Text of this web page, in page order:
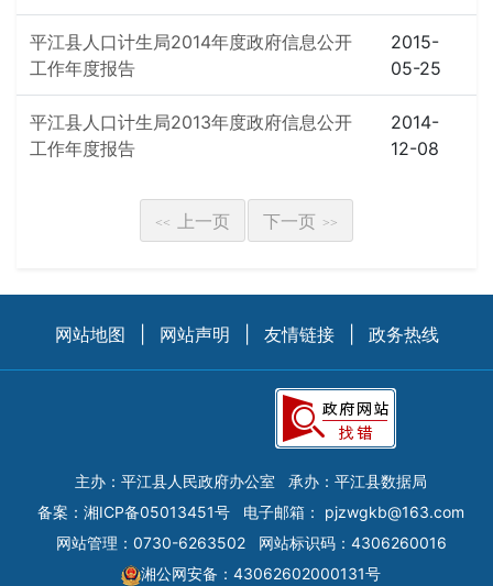
平江县人口计生局2014年度政府信息公开
工作年度报告
2015-
05-25
平江县人口计生局2013年度政府信息公开
工作年度报告
2014-
12-08
<< 上一页 下一页 >>
网站地图 网站声明 友情链接 政务热线
主办：平江县人民政府办公室
承办：平江县数据局
备案： 湘ICP备05013451号 电子邮箱： pjzwgkb@163.com
网站管理：0730-6263502
网站标识码：4306260016
湘公网安备：43062602000131号